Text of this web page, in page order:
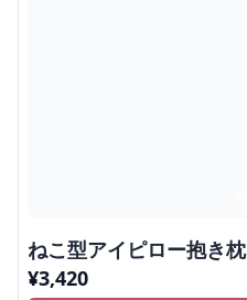
ねこ型アイピロー抱き枕
¥3,420